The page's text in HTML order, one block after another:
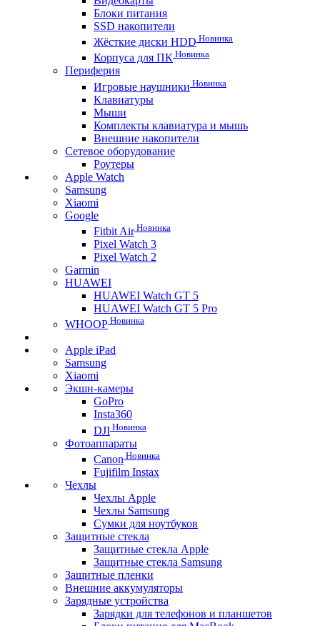
Блоки питания
SSD накопители
Жёсткие диски HDD Новинка
Корпуса для ПК Новинка
Периферия
Игровые наушники Новинка
Клавиатуры
Мыши
Комплекты клавиатура и мышь
Внешние накопители
Сетевое оборудование
Роутеры
Apple Watch
Samsung
Xiaomi
Google
Fitbit AirНовинка
Pixel Watch 3
Pixel Watch 2
Garmin
HUAWEI
HUAWEI Watch GT 5
HUAWEI Watch GT 5 Pro
WHOOP Новинка
Apple iPad
Samsung
Xiaomi
Экшн-камеры
GoPro
Insta360
DJI Новинка
Фотоаппараты
Canon Новинка
Fujifilm Instax
Чехлы
Чехлы Apple
Чехлы Samsung
Сумки для ноутбуков
Защитные стекла
Защитные стекла Apple
Защитные стекла Samsung
Защитные пленки
Внешние аккумуляторы
Зарядные устройства
Зарядки для телефонов и планшетов